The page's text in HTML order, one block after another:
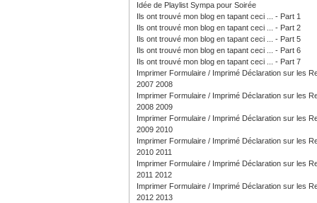
Idée de Playlist Sympa pour Soirée
Ils ont trouvé mon blog en tapant ceci ... - Part 1
Ils ont trouvé mon blog en tapant ceci ... - Part 2
Ils ont trouvé mon blog en tapant ceci ... - Part 5
Ils ont trouvé mon blog en tapant ceci ... - Part 6
Ils ont trouvé mon blog en tapant ceci ... - Part 7
Imprimer Formulaire / Imprimé Déclaration sur les
2007 2008
Imprimer Formulaire / Imprimé Déclaration sur les
2008 2009
Imprimer Formulaire / Imprimé Déclaration sur les
2009 2010
Imprimer Formulaire / Imprimé Déclaration sur les
2010 2011
Imprimer Formulaire / Imprimé Déclaration sur les
2011 2012
Imprimer Formulaire / Imprimé Déclaration sur les
2012 2013